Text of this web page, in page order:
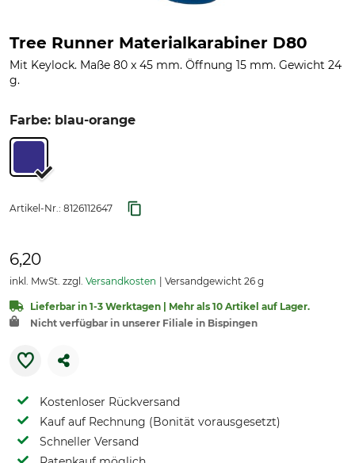
Tree Runner Materialkarabiner D80
Mit Keylock. Maße 80 x 45 mm. Öffnung 15 mm. Gewicht 24
g.
Farbe: blau-orange
Artikel-Nr.: 8126112647
6,20
inkl. MwSt. zzgl. Versandkosten Versandgewicht 26 g
Lieferbar in 1-3 Werktagen | Mehr als 10 Artikel auf Lager.
Nicht verfügbar in unserer Filiale in Bispingen
Kostenloser Rückversand
Kauf auf Rechnung (Bonität vorausgesetzt)
Schneller Versand